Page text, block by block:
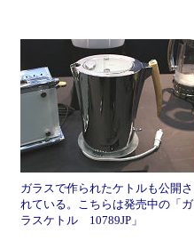
ガラスで作られたケトルも公開さ
れている。こちらは発売中の「ガ
ラスケトル 10789JP」